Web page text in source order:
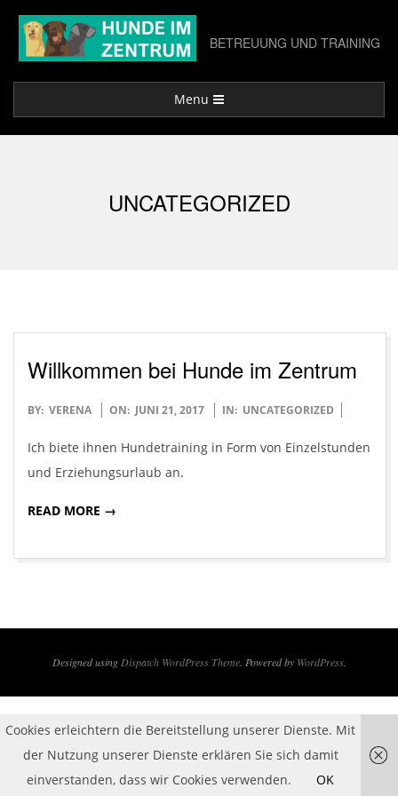
Skip
content
BETREUUNG UND TRAINING
Navigation
Menu
UNCATEGORIZED
Willkommen bei Hunde im Zentrum
2017-
21
BY: VERENA ON: JUNI 21, 2017 IN: UNCATEGORIZED
Ich biete ihnen Hundetraining in Form von Einzelstunden
und Erziehungsurlaub an.
READ MORE →
Designed usingDispatch WordPress Theme. Powered by WordPress.
Cookies erleichtern die Bereitstellung unserer Dienste. Mit
der Nutzung unserer Dienste erklären Sie sich damit
einverstanden, dass wir Cookies verwenden.
OK